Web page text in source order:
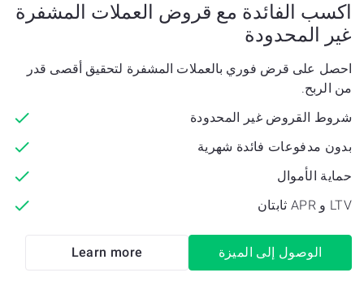
اكسب الفائدة مع قروض العملات المشفرة
غير المحدودة
احصل على قرض فوري بالعملات المشفرة لتحقيق أقصى قدر
من الربح.
شروط القروض غير المحدودة
بدون مدفوعات فائدة شهرية
حماية الأموال
LTV و APR ثابتان
الوصول إلى الميزة Learn more